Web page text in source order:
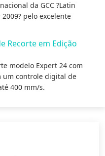
da GCC ?Latin
pelo excelente
Recorte em Edição
modelo Expert 24 com
um controle digital de
400 mm/s.